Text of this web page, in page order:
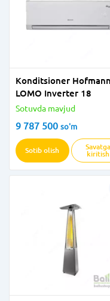
Konditsioner Hofmann
LOMO Inverter 18
Sotuvda mavjud
9 787 500 so'm
Sotib olish
Savatga
kiritish